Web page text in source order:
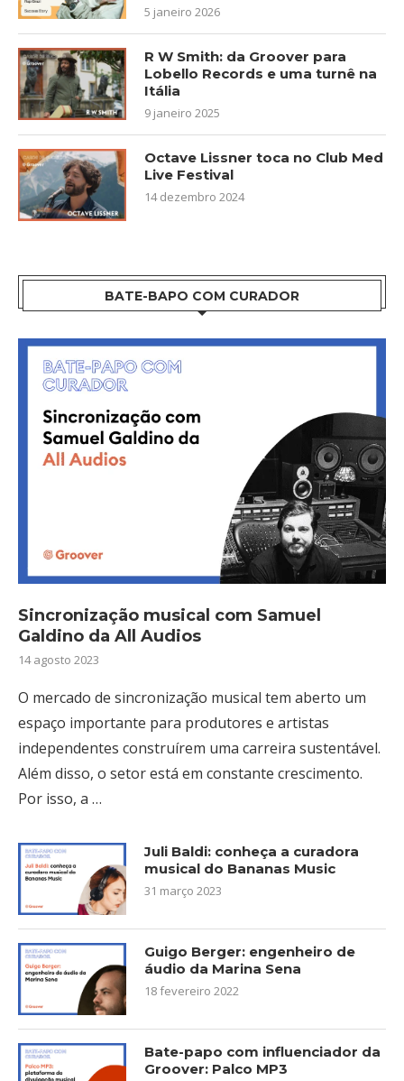
5 janeiro 2026
R W Smith: da Groover para
Lobello Records e uma turnê na
Itália
9 janeiro 2025
Octave Lissner toca no Club Med
Live Festival
14 dezembro 2024
BATE-BAPO COM CURADOR
Sincronização musical com Samuel
Galdino da All Audios
14 agosto 2023
O mercado de sincronização musical tem aberto um
espaço importante para produtores e artistas
independentes construírem uma carreira sustentável.
Além disso, o setor está em constante crescimento.
Por isso, a …
Juli Baldi: conheça a curadora
musical do Bananas Music
31 março 2023
Guigo Berger: engenheiro de
áudio da Marina Sena
18 fevereiro 2022
Bate-papo com influenciador da
Groover: Palco MP3